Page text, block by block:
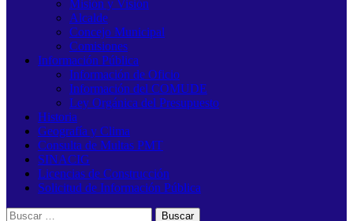
Misión y Visión
Alcalde
Concejo Municipal
Comisiones
Información Pública
Información de Oficio
Información del COMUDE
Ley Orgánica del Presupuesto
Historia
Geografía y Clima
Consulta de Multas PMT
SINACIG
Licencias de Construcción
Solicitud de Información Pública
Buscar: